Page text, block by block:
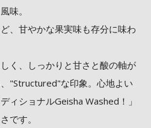
味。
、甘やかな果実味も存分に味わ
く、しっかりと甘さと酸の軸が
"Structured"な印象。心地よい
ィショナルGeisha Washed！」
です。